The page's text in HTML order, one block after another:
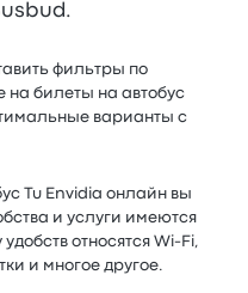
фильтры по
на билеты на автобус
варианты с
Tu Envidia онлайн вы
и услуги имеются
относятся Wi-Fi,
и многое другое.